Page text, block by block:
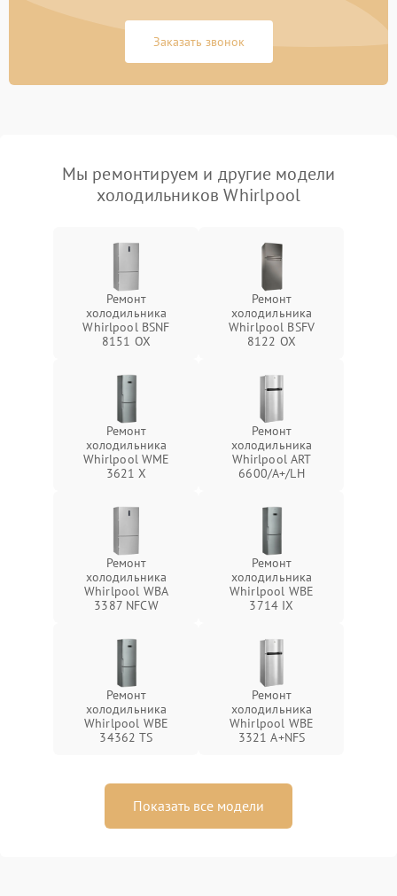
Заказать звонок
Мы ремонтируем и другие модели
холодильников Whirlpool
Ремонт
холодильника
Whirlpool BSNF
8151 OX
Ремонт
холодильника
Whirlpool BSFV
8122 OX
Ремонт
холодильника
Whirlpool WME
3621 X
Ремонт
холодильника
Whirlpool ART
6600/A+/LH
Ремонт
холодильника
Whirlpool WBA
3387 NFCW
Ремонт
холодильника
Whirlpool WBE
3714 IX
Ремонт
холодильника
Whirlpool WBE
34362 TS
Ремонт
холодильника
Whirlpool WBE
3321 A+NFS
Показать все модели